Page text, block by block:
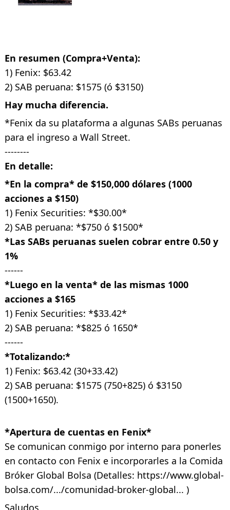
En resumen (Compra+Venta):
1) Fenix: $63.42
2) SAB peruana: $1575 (ó $3150)
Hay mucha diferencia.
*Fenix da su plataforma a algunas SABs peruanas
para el ingreso a Wall Street.
--------
En detalle:
*En la compra* de $150,000 dólares (1000
acciones a $150)
1) Fenix Securities: *$30.00*
2) SAB peruana: *$750 ó $1500*
*Las SABs peruanas suelen cobrar entre 0.50 y
1%
------
*Luego en la venta* de las mismas 1000
acciones a $165
1) Fenix Securities: *$33.42*
2) SAB peruana: *$825 ó 1650*
------
*Totalizando:*
1) Fenix: $63.42 (30+33.42)
2) SAB peruana: $1575 (750+825) ó $3150
(1500+1650).
*Apertura de cuentas en Fenix*
Se comunican conmigo por interno para ponerles
en contacto con Fenix e incorporarles a la Comida
Bróker Global Bolsa (Detalles: https://www.global-
bolsa.com/.../comunidad-broker-global... )
Saludos,